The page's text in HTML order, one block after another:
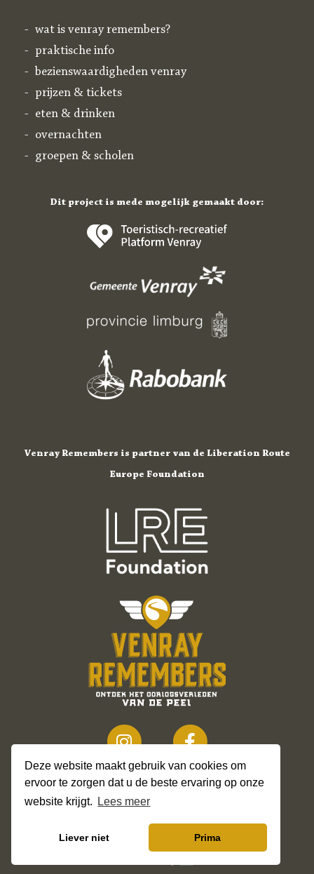
Deze website maakt gebruik van cookies om
ervoor te zorgen dat u de beste ervaring op onze
website krijgt.
Lees meer
Liever niet Prima
wat is venray remembers?
praktische info
bezienswaardigheden venray
prijzen & tickets
eten & drinken
overnachten
groepen & scholen
Dit project is mede mogelijk gemaakt door:
Venray Remembers is partner van de Liberation Route
Europe Foundation
Privacy Policy
Sitemap